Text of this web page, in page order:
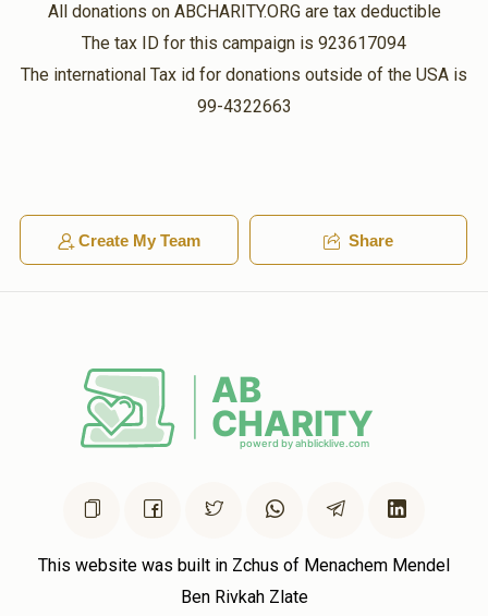
Ari Masriלייבי גליק
Solomon Gluck לייבי גליק
1 year ago
All donations on ABCHARITY.ORG are tax deductible
The tax ID for this campaign is 923617094
The international Tax id for donations outside of the USA is
99-4322663
Create My Team Share
This website was built in Zchus of Menachem Mendel
Ben Rivkah Zlate